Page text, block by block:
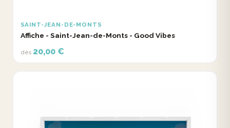
SAINT-JEAN-DE-MONTS
Affiche - Saint-Jean-de-Monts - Good Vibes
dès 20,00 €